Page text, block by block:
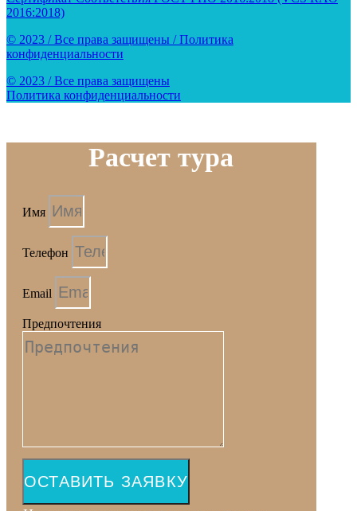
2016:2018)
© 2023 / Все права защищены / Политика
конфиденциальности
© 2023 / Все права защищены
Политика конфиденциальности
Расчет тура
Имя
Телефон
Email
Предпочтения
ОСТАВИТЬ ЗАЯВКУ